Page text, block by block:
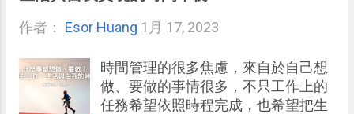
作者： Esor Huang 1月 17, 2023
時間管理的很多焦慮，來自於自己想
做、要做的事情很多，不只工作上的
任務希望依照時程完成，也希望把生